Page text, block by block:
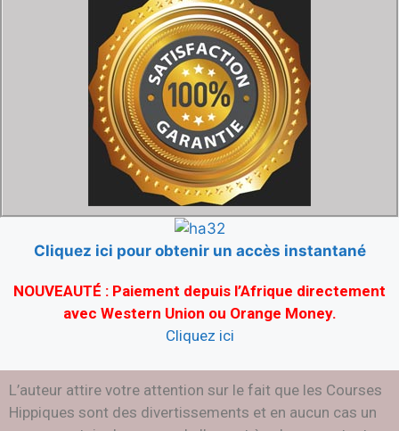
Cliquez ici pour obtenir un accès instantané
NOUVEAUTÉ : Paiement depuis l’Afrique directement
avec Western Union ou Orange Money.
Cliquez ici
L’auteur attire votre attention sur le fait que les Courses
Hippiques sont des divertissements et en aucun cas un